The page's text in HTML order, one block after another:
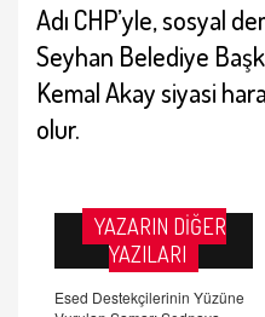
Adı CHP’yle, sosyal
Seyhan Belediye
Kemal Akay siyasi
olur.
YAZARIN DİĞER
YAZILARI
Esed Destekçilerinin Yüzüne